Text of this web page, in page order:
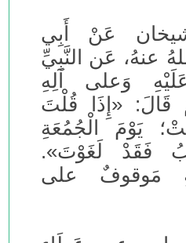
عَنْ أَبِي
عنهُ، عَن النَّبِيِّ
وَعلى آلِهِ
«إِذَا قُلْتَ
يَوْمَ الْجُمُعَةِ
فَقَدْ لَغَوْتَ».
مَوقوفٌ على